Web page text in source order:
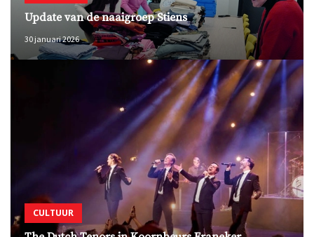
Update van de naaigroep Stiens
30 januari 2026
CULTUUR